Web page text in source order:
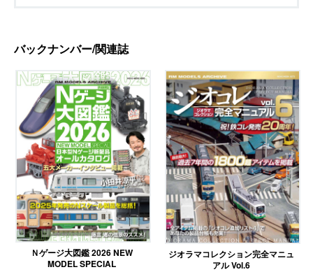
バックナンバー/関連誌
Ｎゲージ大図鑑 2026 NEW
MODEL SPECIAL
ジオラマコレクション完全マニュ
アル Vol.6